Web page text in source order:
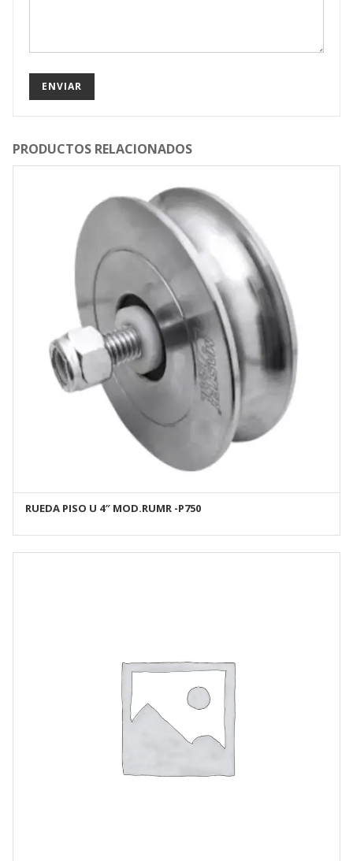
PRODUCTOS RELACIONADOS
AÑADIR AL CARRITO
RUEDA PISO U 4″ MOD.RUMR -P750